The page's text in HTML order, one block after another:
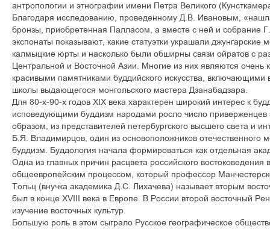
антропологии и этнографии имени Петра Великого
Благодаря исследованию, проведенному Д.В. Ивановым,
бронзы, приобретенная Палласом, а вместе с ней и собрание
экспонаты показывают, какие статуэтки украшали джунгарские
калмыцкие юрты и насколько были обширны связи ойратов с
Центральной и Восточной Азии. Многие из них являются очень
красивыми памятниками буддийского искусства, включающими
школы выдающегося монгольского мастера Дзанабадзара.
Для 80-х-90-х годов XIX века характерен широкий интерес к
исповедующими буддизм народами росло число приверженцев
образом, из представителей петербургского высшего света и
Б.Я. Владимирцов, один из основоположников отечественного
буддизм. Буддология начала формироваться как отдельная
Одна из главных причин расцвета российского востоковедения
общеевропейским процессом, который профессор
Тольц (внучка академика Д.С. Лихачева) называет вторым
был в конце XVIII века в Европе. В России второй восточный
изучение восточных культур.
Большую роль в этом сыграло Русское географическое